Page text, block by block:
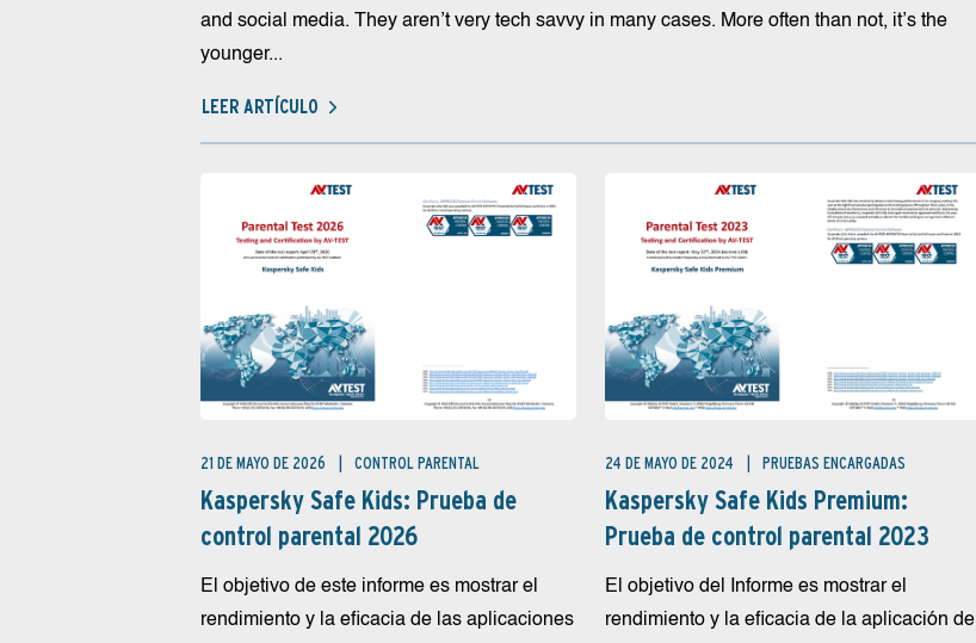
and social media. They aren’t very tech savvy in many cases. More often than not, it’s the
younger...
LEER ARTÍCULO
21 DE MAYO DE 2026 CONTROL PARENTAL
Kaspersky Safe Kids: Prueba de
control parental 2026
El objetivo de este informe es mostrar el
rendimiento y la eficacia de las aplicaciones
24 DE MAYO DE 2024 PRUEBAS ENCARGADAS
Kaspersky Safe Kids Premium:
Prueba de control parental 2023
El objetivo del Informe es mostrar el
rendimiento y la eficacia de la aplicación de